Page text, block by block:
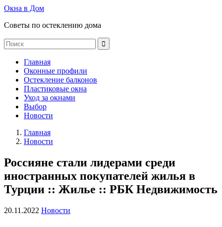
Окна в Дом
Советы по остеклению дома
Главная
Оконные профили
Остекление балконов
Пластиковые окна
Уход за окнами
Выбор
Новости
Главная
Новости
Россияне стали лидерами среди
иностранных покупателей жилья в
Турции :: Жилье :: РБК Недвижимость
20.11.2022 Новости